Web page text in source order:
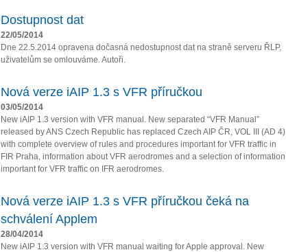
Dostupnost dat
22/05/2014
Dne 22.5.2014 opravena dočasná nedostupnost dat na straně serveru ŘLP,
uživatelům se omlouváme. Autoři.
Nová verze iAIP 1.3 s VFR příručkou
03/05/2014
New iAIP 1.3 version with VFR manual. New separated “VFR Manual”
released by ANS Czech Republic has replaced Czech AIP ČR, VOL III (AD 4)
with complete overview of rules and procedures important for VFR traffic in
FIR Praha, information about VFR aerodromes and a selection of information
important for VFR traffic on IFR aerodromes.
Nová verze iAIP 1.3 s VFR příručkou čeká na
schválení Applem
28/04/2014
New iAIP 1.3 version with VFR manual waiting for Apple approval. New